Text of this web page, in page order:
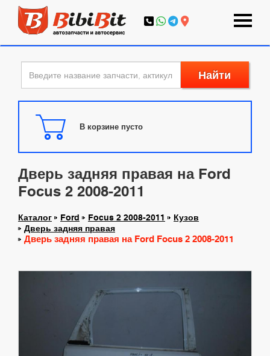
Найти
В корзине пусто
Дверь задняя правая на Ford
Focus 2 2008-2011
Каталог Ford Focus 2 2008-2011
Кузов
Дверь задняя правая
Дверь задняя правая на Ford Focus 2 2008-2011